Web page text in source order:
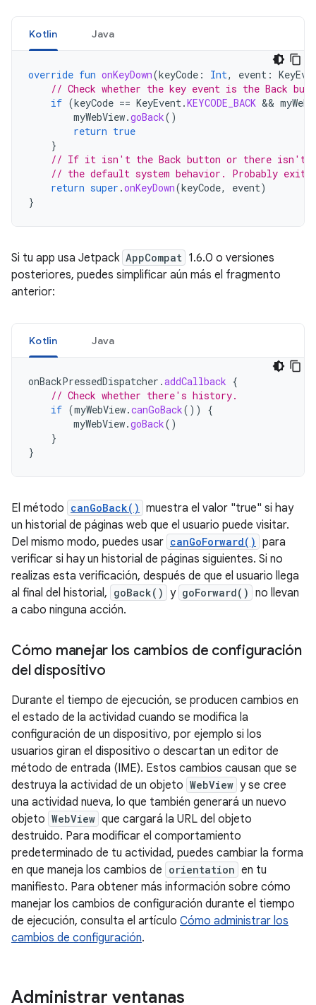
Kotlin Java
override fun onKeyDown(keyCode : Int, event :
// Check whether the key event is the Back
if (keyCode == KeyEvent.KEYCODE_BACK &&
myWebView.goBack()
return true
}
// If it isn't the Back button or there isn't
// the default system behavior. Probably
return super .onKeyDown(keyCode, event)
}
Si tu app usa Jetpack AppCompat 1.6.0 o versiones
posteriores, puedes simplificar aún más el fragmento
anterior:
Kotlin Java
onBackPressedDispatcher .addCallback {
// Check whether there's history.
if (myWebView.canGoBack())
{
myWebView.goBack()
}
}
El método canGoBack() muestra el valor "true" si hay
un historial de páginas web que el usuario puede visitar.
Del mismo modo, puedes usar canGoForward() para
verificar si hay un historial de páginas siguientes. Si no
realizas esta verificación, después de que el usuario llega
al final del historial, goBack() y goForward() no llevan
a cabo ninguna acción.
Cómo manejar los cambios de configuración
del dispositivo
Durante el tiempo de ejecución, se producen cambios en
el estado de la actividad cuando se modifica la
configuración de un dispositivo, por ejemplo si los
usuarios giran el dispositivo o descartan un editor de
método de entrada (IME). Estos cambios causan que se
destruya la actividad de un objeto WebView y se cree
una actividad nueva, lo que también generará un nuevo
objeto WebView que cargará la URL del objeto
destruido. Para modificar el comportamiento
predeterminado de tu actividad, puedes cambiar la forma
en que maneja los cambios de orientation en tu
manifiesto. Para obtener más información sobre cómo
manejar los cambios de configuración durante el tiempo
de ejecución, consulta el artículo Cómo administrar los
cambios de configuración.
Administrar ventanas